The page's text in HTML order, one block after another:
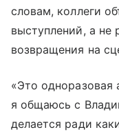
словам, коллеги
выступлений, а не
возвращения на
«Это
я общаюсь с
делается ради